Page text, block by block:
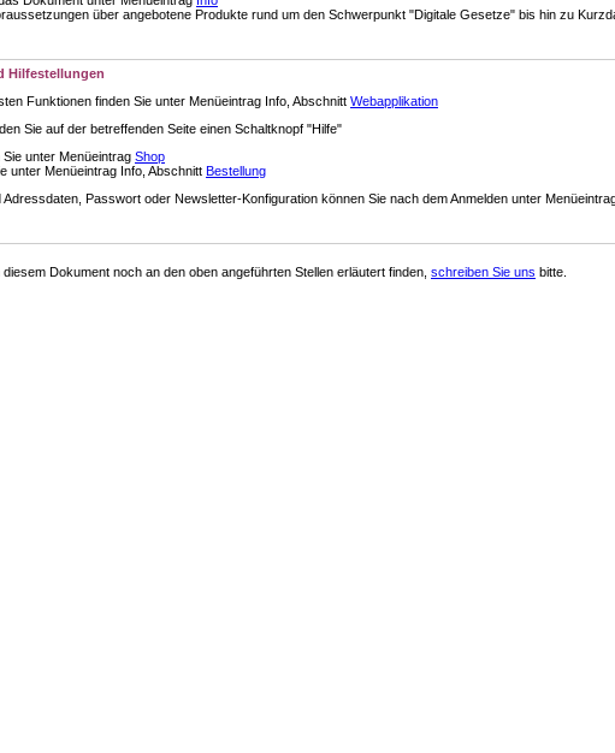
über angebotene Produkte rund um den Schwerpunkt "Digitale Gesetze" bis hin zu
Hilfestellungen
Funktionen finden Sie unter Menüeintrag Info, Abschnitt Webapplikation
Sie auf der betreffenden Seite einen Schaltknopf "Hilfe"
unter Menüeintrag Shop
unter Menüeintrag Info, Abschnitt Bestellung
Passwort oder Newsletter-Konfiguration können Sie nach dem Anmelden unter
Dokument noch an den oben angeführten Stellen erläutert finden, schreiben Sie uns bitte.